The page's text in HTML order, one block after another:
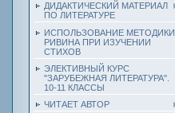
ДИДАКТИЧЕСКИЙ МАТЕРИАЛ
ПО ЛИТЕРАТУРЕ
ИСПОЛЬЗОВАНИЕ МЕТОДИКИ
РИВИНА ПРИ ИЗУЧЕНИИ
СТИХОВ
ЭЛЕКТИВНЫЙ КУРС
"ЗАРУБЕЖНАЯ ЛИТЕРАТУРА".
10-11 КЛАССЫ
ЧИТАЕТ АВТОР